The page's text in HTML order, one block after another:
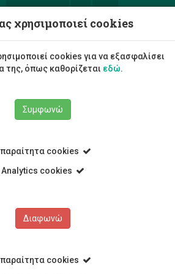
χρησιμοποιεί cookies
cookies για να εξασφαλίσει
της, όπως καθορίζεται εδώ.
Συμφωνώ
cookies
Analytics cookies
Διαφωνώ
cookies